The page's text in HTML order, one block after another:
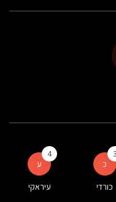
כ
3
כורדי
ע
4
עיראקי